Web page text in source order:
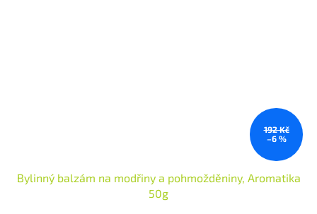
192 Kč
–6 %
Bylinný balzám na modřiny a pohmožděniny, Aromatika
50g